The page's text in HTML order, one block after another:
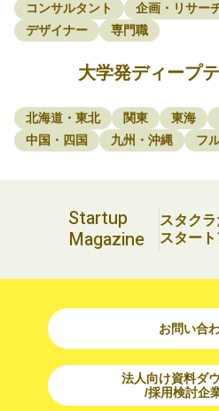
コンサルタント
企画・リサー
デザイナー
専門職
大学発ディープ
北海道・東北 関東 東海
中国・四国
九州・沖縄 フ
Startup
Magazine
スタク
スター
お問い合
法人向け資料ダ
/採用検討企